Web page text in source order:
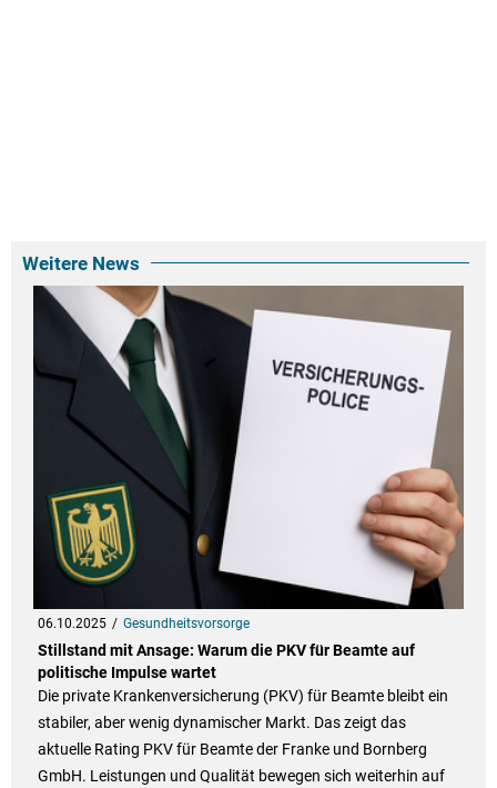
Weitere News
06.10.2025 Gesundheitsvorsorge
Stillstand mit Ansage: Warum die PKV für Beamte auf
politische Impulse wartet
Die private Krankenversicherung (PKV) für Beamte bleibt ein
stabiler, aber wenig dynamischer Markt. Das zeigt das
aktuelle Rating PKV für Beamte der Franke und Bornberg
GmbH. Leistungen und Qualität bewegen sich weiterhin auf